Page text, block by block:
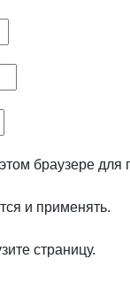
браузере
и применять.
страницу.